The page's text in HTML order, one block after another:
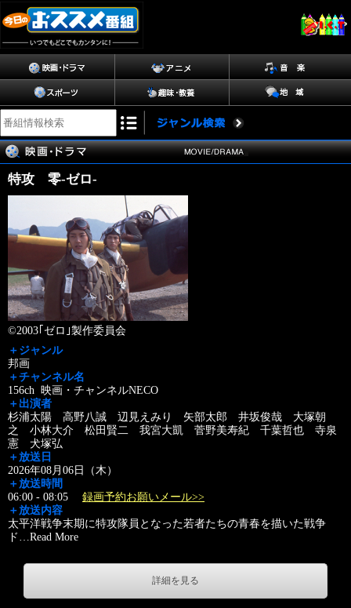
特攻 零-ゼロ-
©2003｢ゼロ｣製作委員会
＋ジャンル
邦画
＋チャンネル名
156ch 映画・チャンネルNECO
＋出演者
杉浦太陽 高野八誠 辺見えみり 矢部太郎 井坂俊哉 大塚朝
之 小林大介 松田賢二 我宮大凱 菅野美寿紀 千葉哲也 寺泉
憲 犬塚弘
＋放送日
2026年08月06日（木）
＋放送時間
06:00 - 08:05 録画予約お願いメール>>
＋放送内容
太平洋戦争末期に特攻隊員となった若者たちの青春を描いた戦争
ド …Read More
詳細を見る